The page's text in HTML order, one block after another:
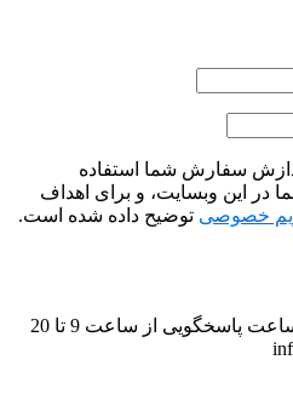
سفارش شما استفاده
در این وبسایت، و برای اهداف
خصوصی توضیح داده شده است.
پاسخگویی از ساعت 9 تا 20